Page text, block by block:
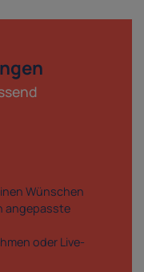
Wünschen
angepasste
oder Live-